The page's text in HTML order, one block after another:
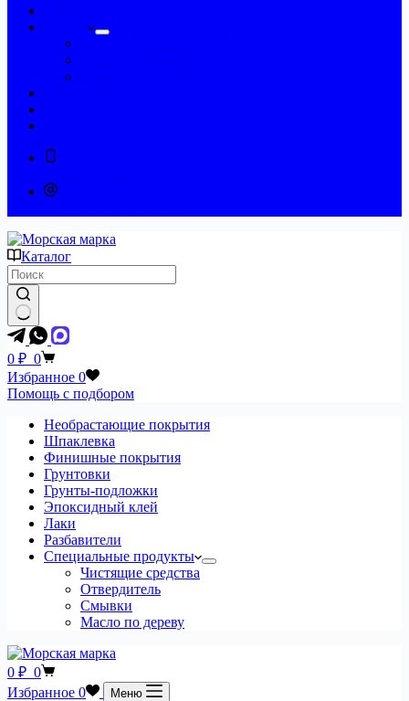
Каталог
Ничего
не
найдено
Корзина
0 ₽ 0
Избранное 0
Помощь с подбором
Необрастающие покрытия
Шпаклевка
Финишные покрытия
Грунтовки
Грунты-подложки
Эпоксидный клей
Лаки
Разбавители
Специальные продукты
Чистящие средства
Отвердитель
Смывки
Масло по дереву
Корзина
0 ₽ 0
Избранное 0 Меню